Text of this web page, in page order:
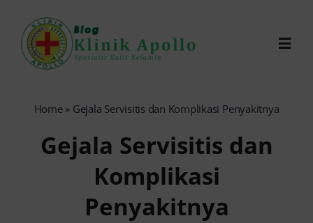
content
0821-1099-9870
Home» Gejala Servisitis dan Komplikasi Penyakitnya
Gejala Servisitis dan
Komplikasi
Penyakitnya